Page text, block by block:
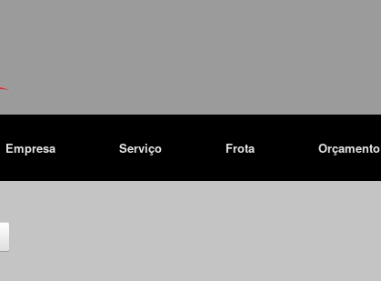
Empresa Serviço Frota Orçamento